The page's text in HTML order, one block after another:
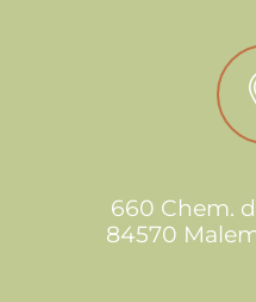
660 Chem.
84570